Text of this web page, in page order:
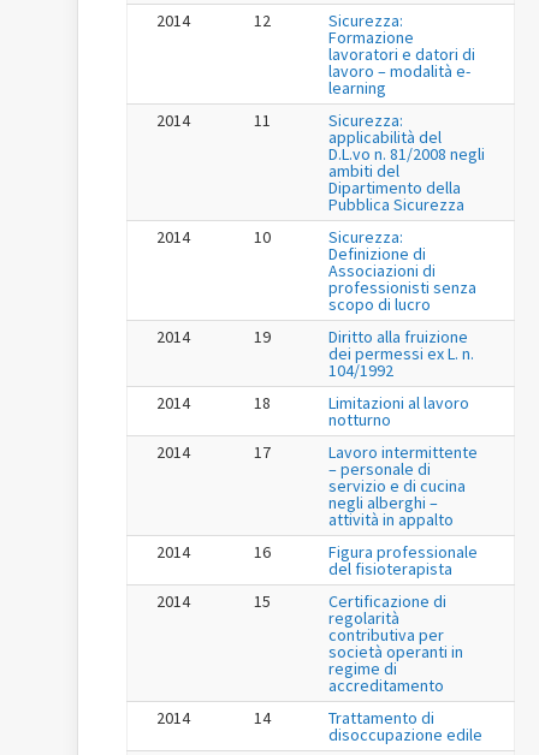
2014
12 Sicurezza:
Formazione
lavoratori e datori di
lavoro – modalità e-
learning
2014
11 Sicurezza:
applicabilità del
D.L.vo n. 81/2008 negli
ambiti del
Dipartimento della
Pubblica Sicurezza
2014
10 Sicurezza:
Definizione di
Associazioni di
professionisti senza
scopo di lucro
2014
19 Diritto alla fruizione
dei permessi ex L. n.
104/1992
2014
18 Limitazioni al lavoro
notturno
2014
17 Lavoro intermittente
– personale di
servizio e di cucina
negli alberghi –
attività in appalto
2014
16 Figura professionale
del fisioterapista
2014
15 Certificazione di
regolarità
contributiva per
società operanti in
regime di
accreditamento
2014
14 Trattamento di
disoccupazione edile